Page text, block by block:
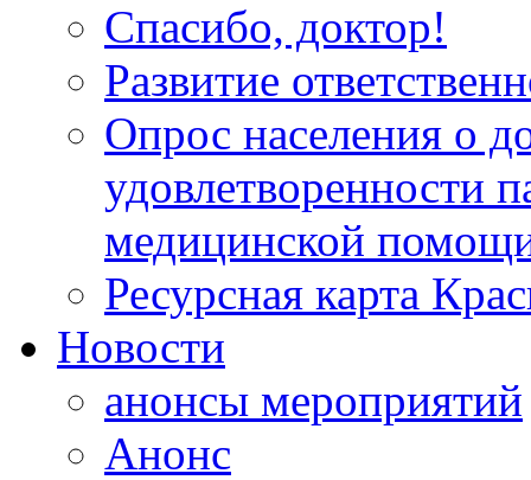
Спасибо, доктор!
Развитие
Опрос населения о
удовлетворенности
медицинской
Ресурсная карта
Новости
анонсы мероприятий
Анонс